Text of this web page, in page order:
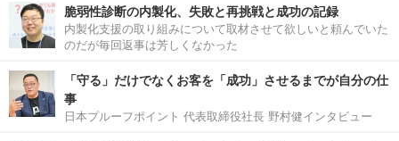
脆弱性診断の内製化、失敗と再挑戦と成功の記録
内製化支援の取り組みについて取材させて欲しいと頼んでいた
のだが毎回返事は芳しくなかった
「守る」だけでなくお客を「成功」させるまでが自分の仕
事
日本プルーフポイント 代表取締役社長 野村健インタビュー